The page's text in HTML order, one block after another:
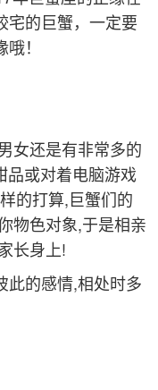
宅的巨蟹，一定要
！
女还是有非常多的
品或对着电脑游戏
的打算,巨蟹们的
物色对象,于是相亲
长身上!
此的感情,相处时多